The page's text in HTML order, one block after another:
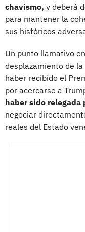
chavismo, y deberá
para mantener la
sus históricos
Un punto llamativo
desplazamiento de
haber recibido el
por acercarse a
haber sido relegada
negociar
reales del Estado